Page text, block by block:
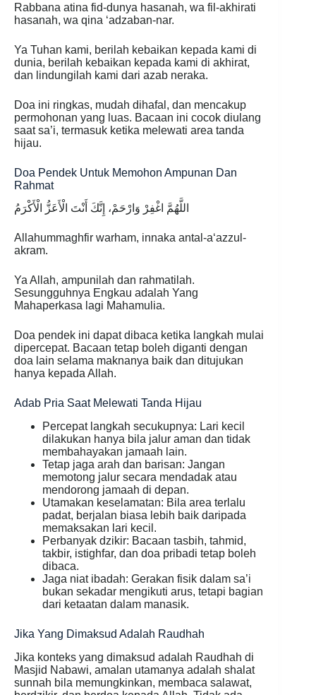
Rabbana atina fid-dunya hasanah, wa fil-akhirati
hasanah, wa qina ‘adzaban-nar.
Ya Tuhan kami, berilah kebaikan kepada kami di
dunia, berilah kebaikan kepada kami di akhirat,
dan lindungilah kami dari azab neraka.
Doa ini ringkas, mudah dihafal, dan mencakup
permohonan yang luas. Bacaan ini cocok diulang
saat sa’i, termasuk ketika melewati area tanda
hijau.
Doa Pendek Untuk Memohon Ampunan Dan
Rahmat
اللَّهُمَّ اغْفِرْ وَارْحَمْ، إِنَّكَ أَنْتَ الْأَعَزُّ الْأَكْرَمُ
Allahummaghfir warham, innaka antal-a‘azzul-
akram.
Ya Allah, ampunilah dan rahmatilah.
Sesungguhnya Engkau adalah Yang
Mahaperkasa lagi Mahamulia.
Doa pendek ini dapat dibaca ketika langkah mulai
dipercepat. Bacaan tetap boleh diganti dengan
doa lain selama maknanya baik dan ditujukan
hanya kepada Allah.
Adab Pria Saat Melewati Tanda Hijau
Percepat langkah secukupnya: Lari kecil
dilakukan hanya bila jalur aman dan tidak
membahayakan jamaah lain.
Tetap jaga arah dan barisan: Jangan
memotong jalur secara mendadak atau
mendorong jamaah di depan.
Utamakan keselamatan: Bila area terlalu
padat, berjalan biasa lebih baik daripada
memaksakan lari kecil.
Perbanyak dzikir: Bacaan tasbih, tahmid,
takbir, istighfar, dan doa pribadi tetap boleh
dibaca.
Jaga niat ibadah: Gerakan fisik dalam sa’i
bukan sekadar mengikuti arus, tetapi bagian
dari ketaatan dalam manasik.
Jika Yang Dimaksud Adalah Raudhah
Jika konteks yang dimaksud adalah Raudhah di
Masjid Nabawi, amalan utamanya adalah shalat
sunnah bila memungkinkan, membaca salawat,